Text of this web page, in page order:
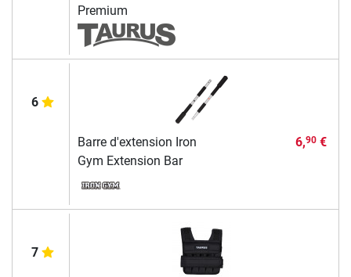
Premium
6
Barre d'extension Iron
Gym Extension Bar
6,90€
7